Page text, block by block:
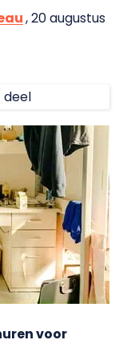
, 20 augustus
deel
voor